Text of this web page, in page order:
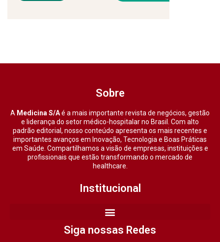
Sobre
A Medicina S/Aé a mais importante revista de negócios, gestão
e liderança do setor médico-hospitalar no Brasil. Com alto
padrão editorial, nosso conteúdo apresenta os mais recentes e
importantes avanços em Inovação, Tecnologia e Boas Práticas
em Saúde. Compartilhamos a visão de empresas, instituições e
profissionais que estão transformando o mercado de
healthcare.
Institucional
Siga nossas Redes